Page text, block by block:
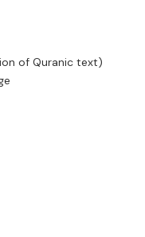
of Quranic text)